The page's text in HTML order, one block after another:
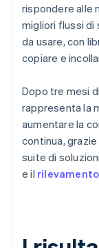
rispondere alle
migliori flussi di
da usare, con
copiare e
Dopo tre mesi
rappresenta la
aumentare la
continua,
suite di
e il